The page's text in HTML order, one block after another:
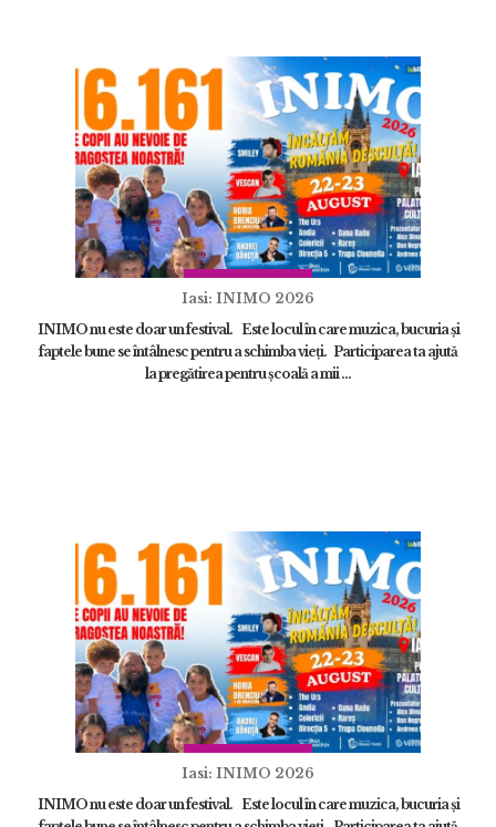
Iasi: INIMO 2026
INIMO nu este doar un festival. Este locul în care muzica, bucuria și
faptele bune se întâlnesc pentru a schimba vieți. Participarea ta ajută
la pregătirea pentru școală a mii ...
Iasi: INIMO 2026
INIMO nu este doar un festival. Este locul în care muzica, bucuria și